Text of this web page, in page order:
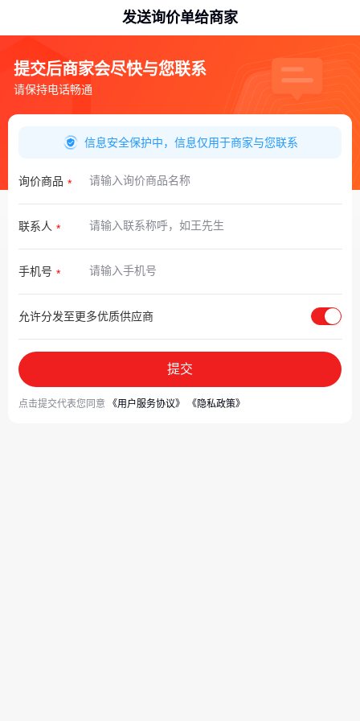
发送询价单给商家
提交后商家会尽快与您联系
请保持电话畅通
信息安全保护中，信息仅用于商家与您联系
询价商品
联系人
手机号
允许分发至更多优质供应商
提交
点击提交代表您同意 《用户服务协议》 《隐私政策》